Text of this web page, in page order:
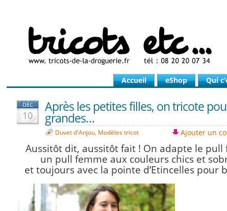
Accueil eShop Qui
DÉC
10
Après les petites filles, on tricote
grandes…
Duvet d'Anjou, Modèles tricot Ajouter un
Aussitôt dit, aussitôt fait ! On adapte le pull
un pull femme aux couleurs chics et
et toujours avec la pointe d’Etincelles pour